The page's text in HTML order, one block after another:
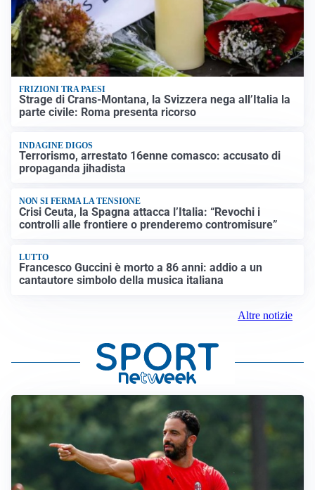
FRIZIONI TRA PAESI
Strage di Crans-Montana, la Svizzera nega all’Italia la
parte civile: Roma presenta ricorso
INDAGINE DIGOS
Terrorismo, arrestato 16enne comasco: accusato di
propaganda jihadista
NON SI FERMA LA TENSIONE
Crisi Ceuta, la Spagna attacca l’Italia: “Revochi i
controlli alle frontiere o prenderemo contromisure”
LUTTO
Francesco Guccini è morto a 86 anni: addio a un
cantautore simbolo della musica italiana
Altre notizie